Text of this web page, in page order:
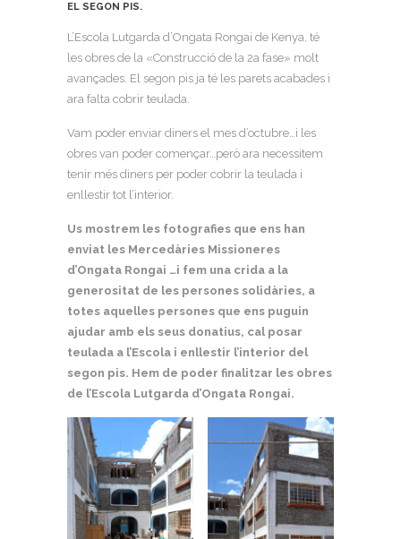
EL SEGON PIS.
L’Escola Lutgarda d’Ongata Rongai de Kenya, té
les obres de la «Construcció de la 2a fase» molt
avançades. El segon pis ja té les parets acabades i
ara falta cobrir teulada.
Vam poder enviar diners el mes d’octubre…i les
obres van poder començar…però ara necessitem
tenir més diners per poder cobrir la teulada i
enllestir tot l’interior.
Us mostrem les fotografies que ens han
enviat les Mercedàries Missioneres
d’Ongata Rongai …i fem una crida a la
generositat de les persones solidàries, a
totes aquelles persones que ens puguin
ajudar amb els seus donatius, cal posar
teulada a l’Escola i enllestir l’interior del
segon pis. Hem de poder finalitzar les obres
de l’Escola Lutgarda d’Ongata Rongai.